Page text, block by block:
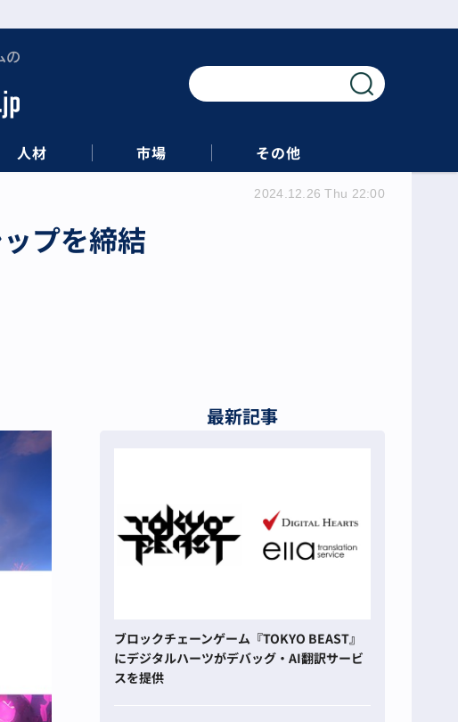
人材 市場 その他
プを締結
2024.12.26 Thu 22:00
最新記事
ブロックチェーンゲーム『TOKYO BEAST』
にデジタルハーツがデバッグ・AI翻訳サービ
スを提供